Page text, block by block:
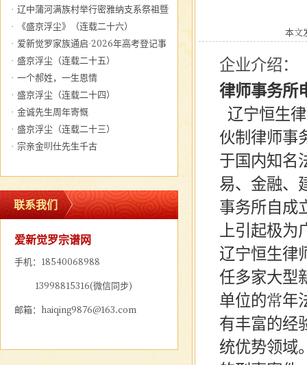
· 辽中蒲河满族村举行密雅纳支系祭祖暨
关帝圣君圣诞大典
·
《盛京浮尘》（连载二十六）
· 爱新觉罗家族通启·2026年高考登记事
宜· 盛京浮尘（连载二十五）
· 一个郝姓，一生恩情
· 盛京浮尘（连载二十四）
· 金诚先生周年寄慨
· 盛京浮尘（连载二十三）
· 宗亲金明仕先生千古
联系我们
爱新觉罗宗谱网
手机：18540068988
13998815316(微信同步)
邮箱：haiqing9876@163.com
本文
企业介绍：
律师事务所
辽宁恒生
伙制律师事
于国内知名
易、金融、
事务所自成
上引起极为
辽宁恒生律
任多家大型
单位的常年
有丰富的经
统优势领域